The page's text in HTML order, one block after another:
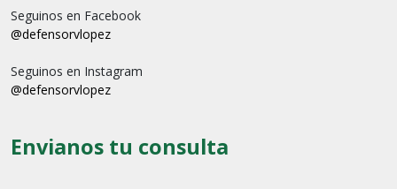
Seguinos en Facebook
@defensorvlopez
Seguinos en Instagram
@defensorvlopez
Envianos tu consulta